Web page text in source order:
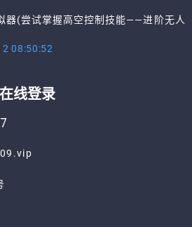
器(尝试掌握高空控制技能——进阶无人
08:50:52
线登录